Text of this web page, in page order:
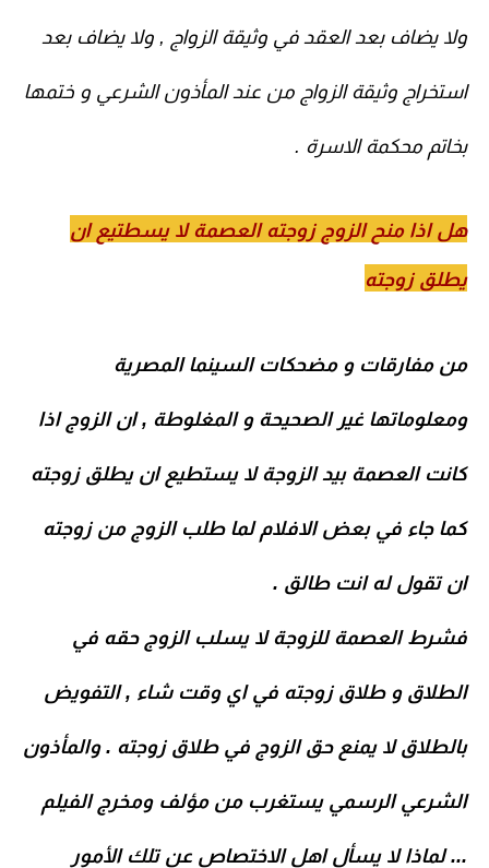
ولا يضاف بعد العقد في وثيقة الزواج , ولا يضاف بعد
استخراج وثيقة الزواج من عند المأذون الشرعي و ختمها
بخاتم محكمة الاسرة .
هل اذا منح الزوج زوجته العصمة لا يسطتيع ان
يطلق زوجته
من مفارقات و مضحكات السينما المصرية
ومعلوماتها غير الصحيحة و المغلوطة , ان الزوج اذا
كانت العصمة بيد الزوجة لا يستطيع ان يطلق زوجته
كما جاء في بعض الافلام لما طلب الزوج من زوجته
ان تقول له انت طالق .
فشرط العصمة للزوجة لا يسلب الزوج حقه في
الطلاق و طلاق زوجته في اي وقت شاء , التفويض
بالطلاق لا يمنع حق الزوج في طلاق زوجته . والمأذون
الشرعي الرسمي يستغرب من مؤلف ومخرج الفيلم
... لماذا لا يسأل اهل الاختصاص عن تلك الأمور